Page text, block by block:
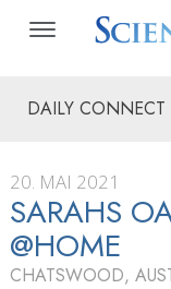
DAILY CONNECT
20. MAI 2021
SARAHS
@HOME
CHATSWOOD,